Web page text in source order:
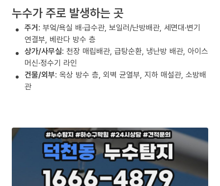
누수가 주로 발생하는 곳
주거: 부엌/욕실 배·급수관, 보일러/난방배관, 세면대·변기
연결부, 베란다 방수 층
상가/사무실: 천장 매립배관, 급탕순환, 냉난방 배관, 아이스
머신·정수기 라인
건물/외부: 옥상 방수 층, 외벽 균열부, 지하 매설관, 소방배
관